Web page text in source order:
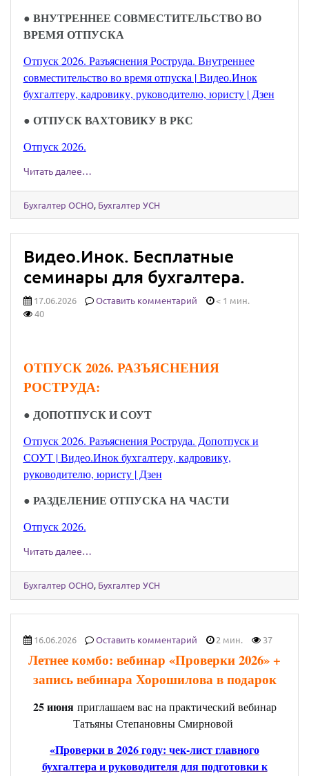
● ВНУТРЕННЕЕ СОВМЕСТИТЕЛЬСТВО ВО
ВРЕМЯ ОТПУСКА
Отпуск 2026. Разъяснения Роструда. Внутреннее
совместительство во время отпуска | Видео.Инок
бухгалтеру, кадровику, руководителю, юристу | Дзен
● ОТПУСК ВАХТОВИКУ В РКС
Отпуск 2026.
Читать далее…
Бухгалтер ОСНО, Бухгалтер УСН
Видео.Инок. Бесплатные
семинары для бухгалтера.
17.06.2026 Оставить комментарий
< 1 мин.
40
ОТПУСК 2026. РАЗЪЯСНЕНИЯ
РОСТРУДА:
● ДОПОТПУСК И СОУТ
Отпуск 2026. Разъяснения Роструда. Допотпуск и
СОУТ | Видео.Инок бухгалтеру, кадровику,
руководителю, юристу | Дзен
● РАЗДЕЛЕНИЕ ОТПУСКА НА ЧАСТИ
Отпуск 2026.
Читать далее…
Бухгалтер ОСНО, Бухгалтер УСН
16.06.2026 Оставить комментарий 2 мин. 37
Летнее комбо: вебинар «Проверки 2026» +
запись вебинара Хорошилова в подарок
25 июняприглашаем вас на практический вебинар
Татьяны Степановны Смирновой
«Проверки в 2026 году: чек-лист главного
бухгалтера и руководителя для подготовки к